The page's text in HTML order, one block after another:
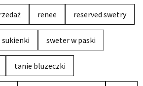
renee reserved swetry
sukienki sweter w paski
tanie bluzeczki